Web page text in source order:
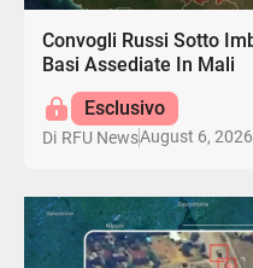
Convogli Russi Sotto
Basi Assediate In Mali
Esclusivo
Di RFU NewsAugust 6, 2026